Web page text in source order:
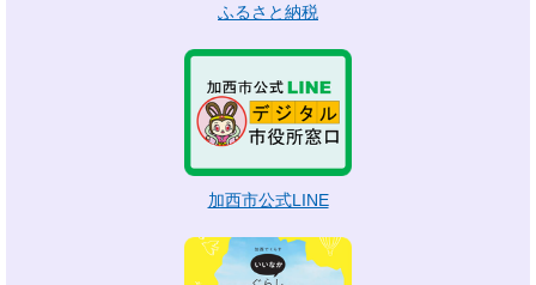
ふるさと納税
加西市公式LINE